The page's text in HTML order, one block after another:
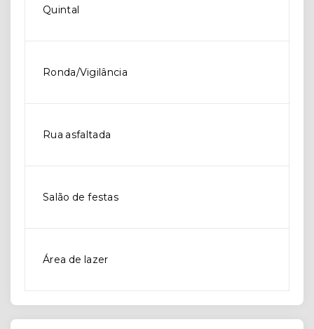
Quintal
Ronda/Vigilância
Rua asfaltada
Salão de festas
Área de lazer